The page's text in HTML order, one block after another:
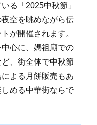
る「2025中秋節」
空を眺めながら伝
が開催されます。
心に、媽祖廟での
、街全体で中秋節
よる月餅販売もあ
める中華街ならで